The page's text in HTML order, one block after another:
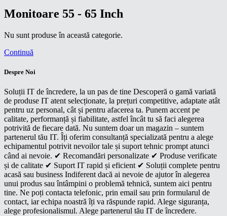
Monitoare 55 - 65 Inch
Nu sunt produse în această categorie.
Continuă
Despre Noi
Soluții IT de încredere, la un pas de tine Descoperă o gamă variată
de produse IT atent selecționate, la prețuri competitive, adaptate atât
pentru uz personal, cât și pentru afacerea ta. Punem accent pe
calitate, performanță și fiabilitate, astfel încât tu să faci alegerea
potrivită de fiecare dată. Nu suntem doar un magazin – suntem
partenerul tău IT. Îți oferim consultanță specializată pentru a alege
echipamentul potrivit nevoilor tale și suport tehnic prompt atunci
când ai nevoie. ✔ Recomandări personalizate ✔ Produse verificate
și de calitate ✔ Suport IT rapid și eficient ✔ Soluții complete pentru
acasă sau business Indiferent dacă ai nevoie de ajutor în alegerea
unui produs sau întâmpini o problemă tehnică, suntem aici pentru
tine. Ne poți contacta telefonic, prin email sau prin formularul de
contact, iar echipa noastră îți va răspunde rapid. Alege siguranța,
alege profesionalismul. Alege partenerul tău IT de încredere.